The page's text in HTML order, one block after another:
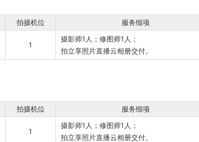
拍摄机位 服务细项
1
摄影师1人；修图师1人；
拍立享照片直播云相册交付。
拍摄机位 服务细项
1
摄影师1人；修图师1人；
拍立享照片直播云相册交付。